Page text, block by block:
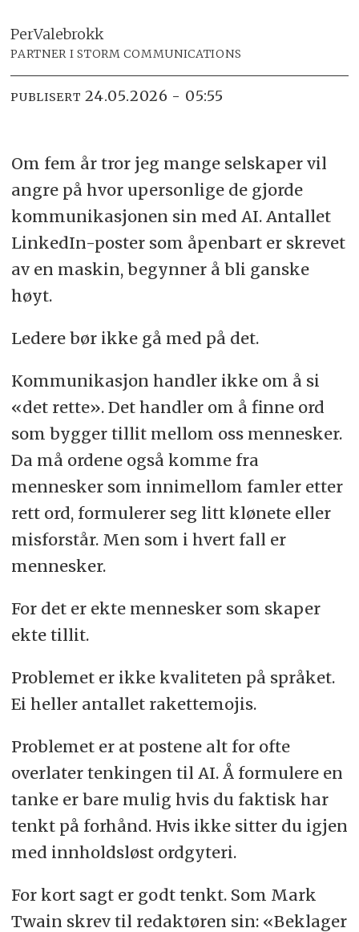
PerValebrokk
PARTNER I STORM COMMUNICATIONS
PUBLISERT 24.05.2026 - 05:55
Om fem år tror jeg mange selskaper vil
angre på hvor upersonlige de gjorde
kommunikasjonen sin med AI. Antallet
LinkedIn-poster som åpenbart er skrevet
av en maskin, begynner å bli ganske
høyt.
Ledere bør ikke gå med på det.
Kommunikasjon handler ikke om å si
«det rette». Det handler om å finne ord
som bygger tillit mellom oss mennesker.
Da må ordene også komme fra
mennesker som innimellom famler etter
rett ord, formulerer seg litt klønete eller
misforstår. Men som i hvert fall er
mennesker.
For det er ekte mennesker som skaper
ekte tillit.
Problemet er ikke kvaliteten på språket.
Ei heller antallet rakettemojis.
Problemet er at postene alt for ofte
overlater tenkingen til AI. Å formulere en
tanke er bare mulig hvis du faktisk har
tenkt på forhånd. Hvis ikke sitter du igjen
med innholdsløst ordgyteri.
For kort sagt er godt tenkt. Som Mark
Twain skrev til redaktøren sin: «Beklager